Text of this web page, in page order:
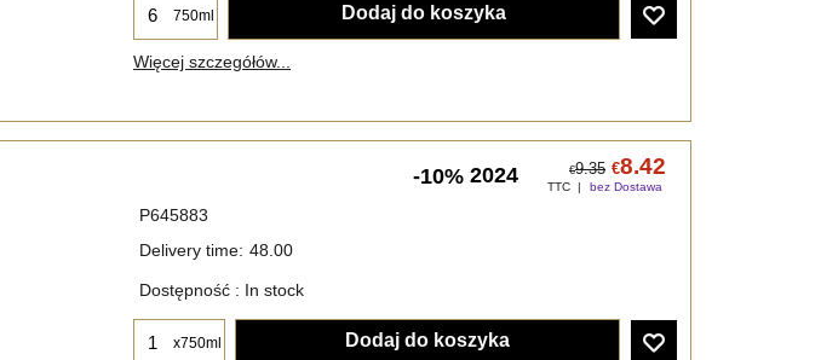
750ml Dodaj do koszyka
Więcej szczegółów...
-10% 2024 €9.35 €8.42
TTC bez Dostawa
P645883
Delivery time: 48.00
Dostępność : In stock
x750ml Dodaj do koszyka